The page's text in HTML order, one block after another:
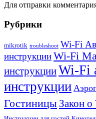
Для отправки
Рубрики
mikrotik troubleshoot Wi-Fi
инструкцииWi-Fi
инструкцииWi-Fi
инструкции
Гостиницы Закон